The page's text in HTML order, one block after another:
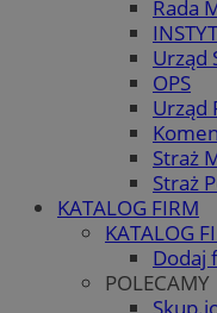
Rada
Urząd
OPS
Urząd
Straż
Straż
KATALOG FIRM
KATALOG
Dodaj
POLECAMY